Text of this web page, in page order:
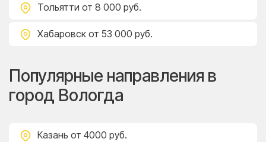
Тольятти от 8 000 руб.
Хабаровск от 53 000 руб.
Популярные направления в
город Вологда
Казань от 4000 руб.